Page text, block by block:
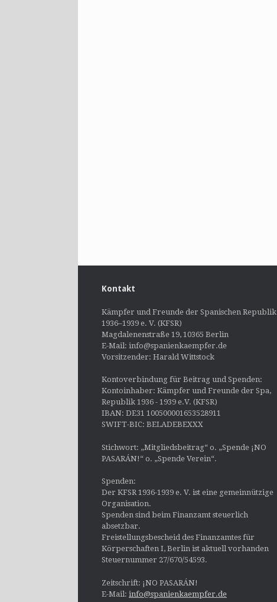
Kontakt
Kämpfer und Freunde der Spanischen Republik
1936–1939 e. V. (KFSR)
Magdalenenstraße 19, 10365 Berlin
E-Mail: info@spanienkaempfer.de
Vorsitzender: Harald Wittstock
Kontoverbindung für Beitrag und Spenden:
Kontoinhaber: Kämpfer und Freunde der Spa,
Republik 1936 - 1939 e.V. (KFSR)
IBAN: DE31 100500001653528911
SWIFT-BIC: BELADEBEXXX
Stichwort: „Mitgliedsbeitrag“ o. „Spende ¡NO
PASARÁN!“ o. „Spende Verein“.
Spenden:
Der KFSR 1936-1939 e. V. ist eine gemeinnützige
Organisation.
Spenden sind beim Finanzamt steuerlich
absetzbar.
Freistellungsbescheid des Finanzamtes für
Körperschaften I, Berlin ist aktuell vorhanden
Steuernummer 27/670/54593.
Zeitschrift: ¡NO PASARÁN!
E-Mail: info@spanienkaempfer.de